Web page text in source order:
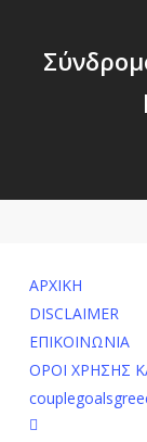
ΑΡΧΙΚΗ
DISCLAIMER
ΕΠΙΚΟΙΝΩΝΙΑ
ΟΡΟΙ ΧΡΗΣΗΣ
facebook